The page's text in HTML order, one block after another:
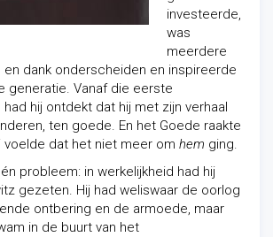
investeerde,
was
meerdere
en dank onderscheiden en inspireerde
generatie. Vanaf die eerste
hij ontdekt dat hij met zijn verhaal
ten goede. En het Goede raakte
voelde dat het niet meer om hem ging.
probleem: in werkelijkheid had hij
gezeten. Hij had weliswaar de oorlog
ontbering en de armoede, maar
in de buurt van het